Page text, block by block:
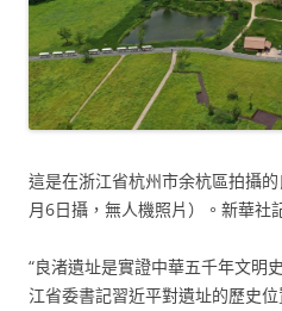
這是在浙江省杭州市余杭區拍攝
月6日攝，無人機照片）。新華社
“良渚遺址是實證中華五千年文明
江省委書記習近平對遺址的歷史